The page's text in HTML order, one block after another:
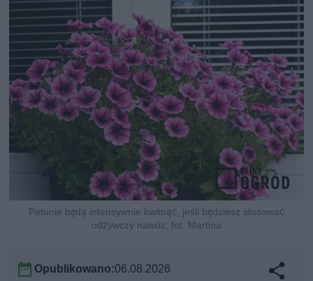
Petunie będą intensywnie kwitnąć, jeśli będziesz stosować
odżywczy nawóz, fot. Martina
Opublikowano:06.08.2026